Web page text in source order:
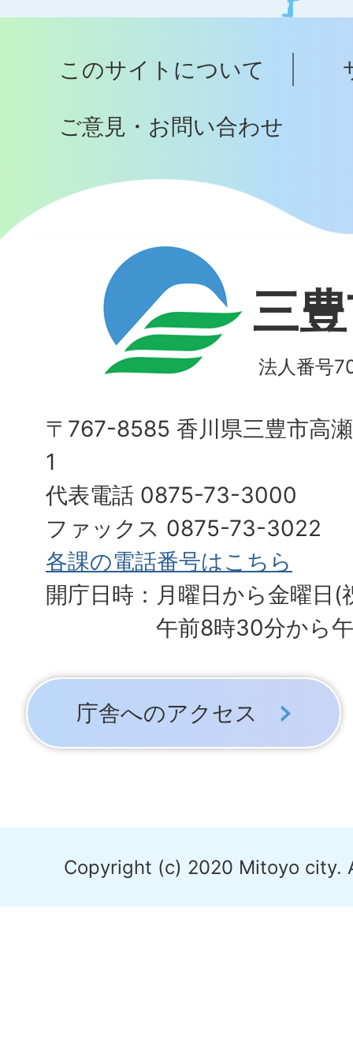
ッ
へ
このサイトについて
ご意見・お問い合わせ
三
法人番号
〒767-8585 香川県三豊市高
1
代表電話 0875-73-3000
ファックス 0875-73-3022
各課の電話番号はこちら
開庁日時：月曜日から金曜日(
午前8時30分から
庁舎へのアクセス
Copyright (c) 2020 Mitoyo city.